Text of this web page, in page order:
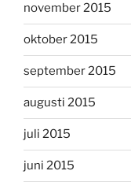
november 2015
oktober 2015
september 2015
augusti 2015
juli 2015
juni 2015